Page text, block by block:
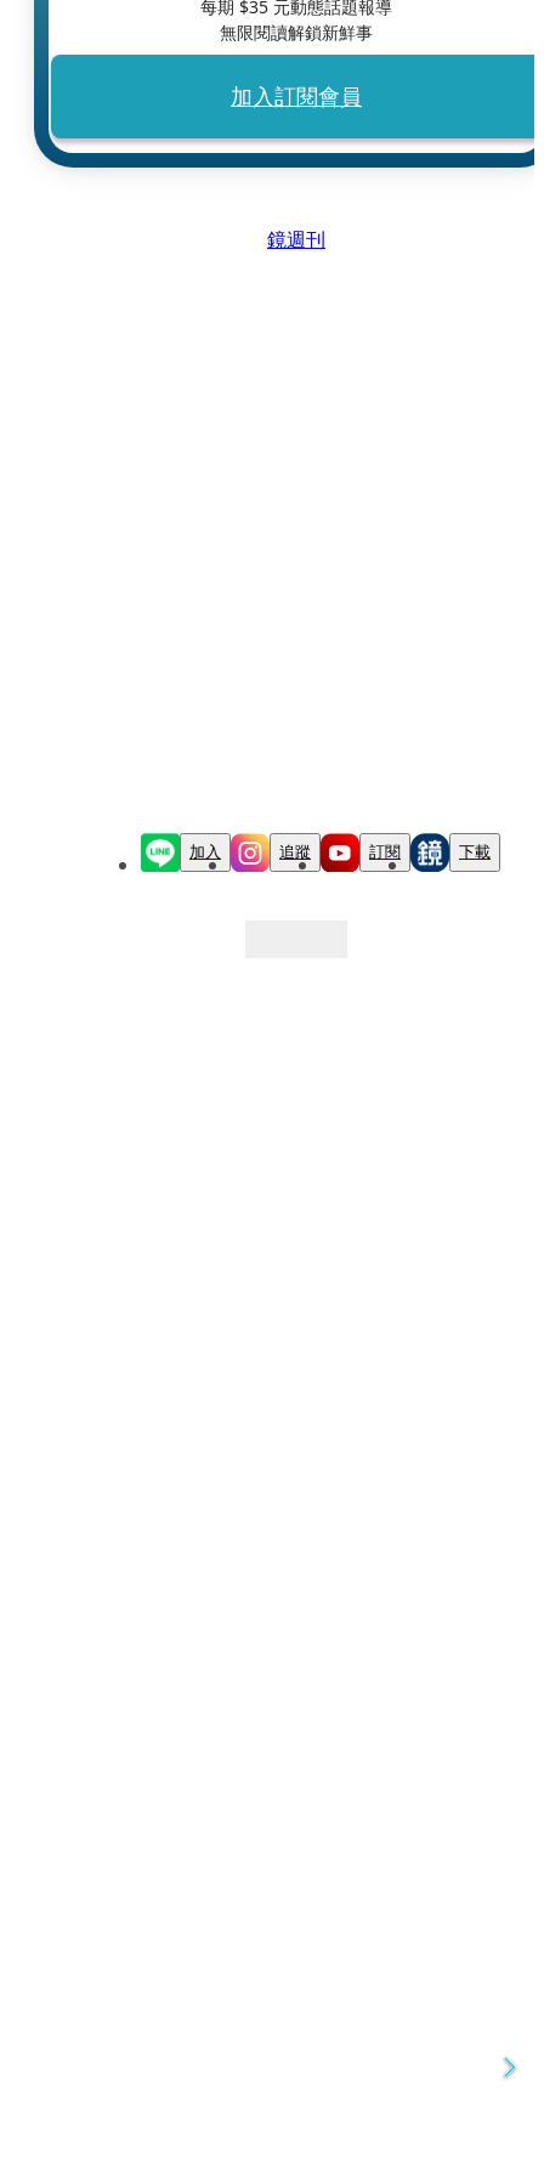
每期 $35 元動態話題報導
無限閱讀解鎖新鮮事
加入訂閱會員
鏡週刊
加入 追蹤 訂閱 下載